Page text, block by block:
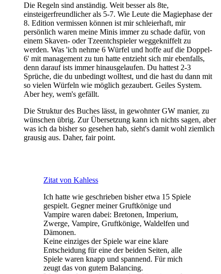
Die Regeln sind anständig. Weit besser als 8te,
einsteigerfreundlicher als 5-7. Wie Leute die Magiephase der
8. Edition vermissen können ist mir schleierhaft, mir
persönlich waren meine Minis immer zu schade dafür, von
einem Skaven- oder Tzeentchspieler weggekniffelt zu
werden. Was 'ich nehme 6 Würfel und hoffe auf die Doppel-
6' mit management zu tun hatte entzieht sich mir ebenfalls,
denn darauf ists immer hinausgelaufen. Du hattest 2-3
Sprüche, die du unbedingt wolltest, und die hast du dann mit
so vielen Würfeln wie möglich gezaubert. Geiles System.
Aber hey, wem's gefällt.
Die Struktur des Buches lässt, in gewohnter GW manier, zu
wünschen übrig. Zur Übersetzung kann ich nichts sagen, aber
was ich da bisher so gesehen hab, sieht's damit wohl ziemlich
grausig aus. Daher, fair point.
Zitat von Kahless
Ich hatte wie geschrieben bisher etwa 15 Spiele
gespielt. Gegner meiner Gruftkönige und
Vampire waren dabei: Bretonen, Imperium,
Zwerge, Vampire, Gruftkönige, Waldelfen und
Dämonen.
Keine einziges der Spiele war eine klare
Entscheidung für eine der beiden Seiten, alle
Spiele waren knapp und spannend. Für mich
zeugt das von gutem Balancing.